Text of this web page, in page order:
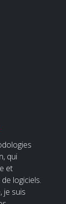
qui
et
logiciels.
je suis